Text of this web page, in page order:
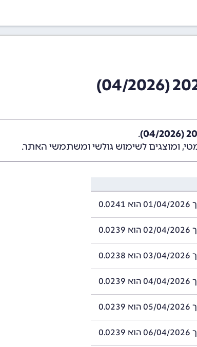
.
ומוצגים לשימוש גולשי ומשתמשי האתר.